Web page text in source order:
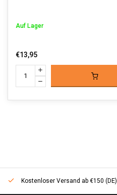
Auf Lager
€13,95
Kostenloser Versand ab €150 (DE)